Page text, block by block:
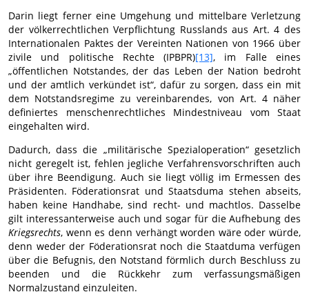
Darin liegt ferner eine Umgehung und mittelbare Verletzung
der völkerrechtlichen Verpflichtung Russlands aus Art. 4 des
Internationalen Paktes der Vereinten Nationen von 1966 über
zivile und politische Rechte (IPBPR)[13], im Falle eines
„öffentlichen Notstandes, der das Leben der Nation bedroht
und der amtlich verkündet ist“, dafür zu sorgen, dass ein mit
dem Notstandsregime zu vereinbarendes, von Art. 4 näher
definiertes menschenrechtliches Mindestniveau vom Staat
eingehalten wird.
Dadurch, dass die „militärische Spezialoperation“ gesetzlich
nicht geregelt ist, fehlen jegliche Verfahrensvorschriften auch
über ihre Beendigung. Auch sie liegt völlig im Ermessen des
Präsidenten. Föderationsrat und Staatsduma stehen abseits,
haben keine Handhabe, sind recht- und machtlos. Dasselbe
gilt interessanterweise auch und sogar für die Aufhebung des
Kriegsrechts, wenn es denn verhängt worden wäre oder würde,
denn weder der Föderationsrat noch die Staatduma verfügen
über die Befugnis, den Notstand förmlich durch Beschluss zu
beenden und die Rückkehr zum verfassungsmäßigen
Normalzustand einzuleiten.